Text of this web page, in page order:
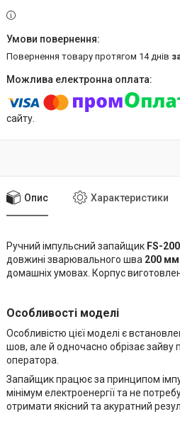
повернення товару протягом 14 днів
сайту.
Опис Характеристики
Ручний імпульсний запайщик FS-
довжині зварювального шва 200 мм
домашніх умовах. Корпус
Особливості моделі
Особливістю цієї моделі є
шов, але й одночасно обрізає зайву
оператора.
Запайщик працює за принципом
мінімум електроенергії та не
отримати якісний та акуратний